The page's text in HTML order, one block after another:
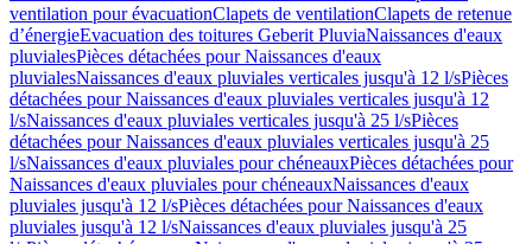
ventilation pour évacuationClapets de ventilationClapets de retenue
d’énergieEvacuation des toitures Geberit PluviaNaissances d'eaux
pluvialesPièces détachées pour Naissances d'eaux
pluvialesNaissances d'eaux pluviales verticales jusqu'à 12 l/sPièces
détachées pour Naissances d'eaux pluviales verticales jusqu'à 12
l/sNaissances d'eaux pluviales verticales jusqu'à 25 l/sPièces
détachées pour Naissances d'eaux pluviales verticales jusqu'à 25
l/sNaissances d'eaux pluviales pour chéneauxPièces détachées pour
Naissances d'eaux pluviales pour chéneauxNaissances d'eaux
pluviales jusqu'à 12 l/sPièces détachées pour Naissances d'eaux
pluviales jusqu'à 12 l/sNaissances d'eaux pluviales jusqu'à 25